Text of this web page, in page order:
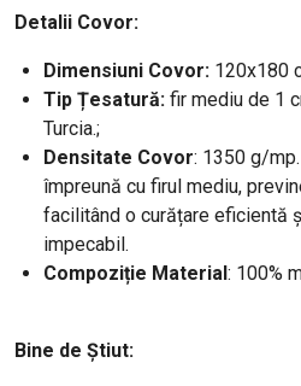
Detalii Covor:
Dimensiuni Covor: 120x180
Tip Țesatură: fir mediu de 1
Turcia.;
Densitate Covor: 1350 g/
împreună cu firul mediu,
facilitând o curățare eficientă
impecabil.
Compoziție Material: 100%
Bine de Știut: